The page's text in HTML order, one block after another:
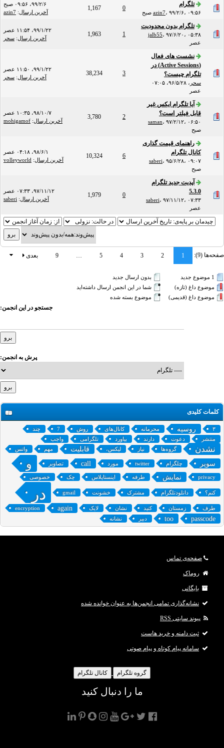
تلگرام
azin7، ۹۹/۲/۶، ۰۹:۵۶ صبح
0
1,167
۹۹/۲/۶، ۰۹:۵۶ صبح
آخرین ارسال:
azin7
تلگرام بدون محدودیت
jalb55، ۹۷/۶/۲۰، ۰۵:۳۸
عصر
1
1,963
۹۹/۱/۲۲، ۱۱:۵۴ عصر
آخرین ارسال: سحر
نشست های فعال
(Active Sessions) در
تلگرام چیست؟
سحر ،
۹۶/۵/۲۸، ۰۷:۰۵
عصر
3
38,234
۹۹/۱/۲۲، ۱۱:۵۰ عصر
آخرین ارسال: سحر
آیا تلگرام ایکس غیر
قابل فیلتر است؟
saman، ۹۷/۲/۱۲، ۰۶:۵۰
صبح
2
3,780
۹۸/۱۰/۷، ۱۰:۳۵ عصر
آخرین ارسال:
mohigamof
راهنمای قیمت گذاری
کانال تلگرام
saberi، ۹۵/۶/۲۸، ۰۹:۰۷
صبح
6
10,324
۹۸/۶/۱، ۰۴:۱۸ عصر
آخرین ارسال:
volleyworld
آپدیت جدید تلگرام
5.3.0
saberi، ۹۷/۱۱/۱۲، ۰۷:۳۳
عصر
0
1,979
۹۷/۱۱/۱۲، ۰۷:۳۳ عصر
آخرین ارسال:
saberi
صفحه‌ها (9): 1
2
3
4
5
…
9 بعدی
موضوع داغ (تازه‌)
موضوع داغ (قدیمی)
بدون ارسال جدید‌
شما در این انجمن ارسال داشته‌اید
موضوع بسته شده
جستجو در این انجمن:
پرش به انجمن:
کلمات کلیدی
۳ روسیه محرمانه کانال‌های روش 7
چند
منتشر
دعوت دارند بیاورد تلگرامی واجب
نشدن گروه‌‌ها نیاز لیکس، قابلیت مهم واتس
سوپر چلگرام twitter مورد call تصاویر و
privacy نمایش طرفه اینستاپلاس چک خصوصی
کنم؟ دانلودتلگرام مشترک خشونت gmail در
طرف زمستان کنید نشان لایک again
encryption
passcode
too دبیر نشانه
صفحه‌ی تماس
روماک
بایگانی
نشانه‌گذاری تمامی انجمن‌ها به عنوان خوانده شده
پیوند سایتی RSS
ثبت دامنه و خرید هاست
سامانه پیام کوتاه و پیام صوتی
گروه تلگرام کانال تلگرام
ما را دنبال کنید